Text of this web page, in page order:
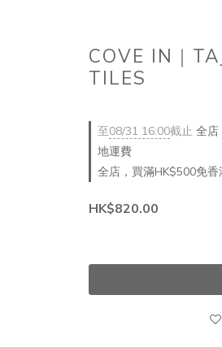
COVE IN｜
TILES
至08/31 16:00截止 全店
地運費
全店，買滿HK$500免香
HK$820.00